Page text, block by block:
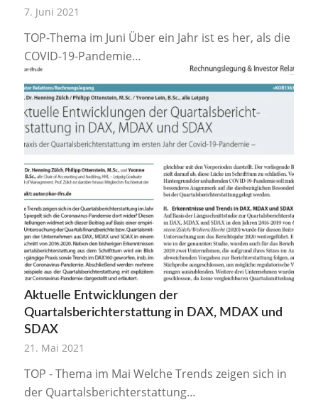
7. Juni 2021
TOP-Thema im Juni Über ein Jahr ist es her, als die
COVID-19-Pandemie…
Aktuelle Entwicklungen der
Quartalsberichterstattung in DAX, MDAX und
SDAX
21. Mai 2021
TOP - Thema im Mai Welche Trends zeigen sich in
der Quartalsberichterstattung…